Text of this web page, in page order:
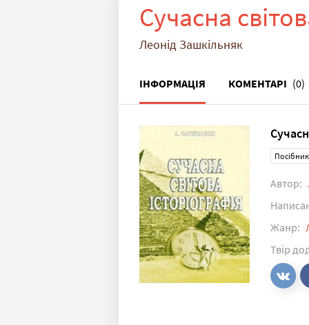
Сучасна
Леонід Зашкільняк
ІНФОРМАЦІЯ КОМЕНТАРІ (0)
Посібник
Автор:
Жанр:
Твір